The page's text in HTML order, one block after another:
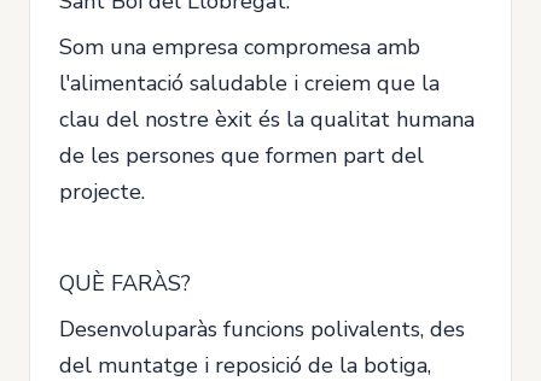
Som una empresa compromesa amb
l'alimentació saludable i creiem que la
clau del nostre èxit és la qualitat humana
de les persones que formen part del
projecte.
QUÈ FARÀS?
Desenvoluparàs funcions polivalents, des
del muntatge i reposició de la botiga,